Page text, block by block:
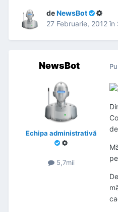
deNewsBot
27 Februarie, 2012în
NewsBot
Echipa administrativă
5,7mii